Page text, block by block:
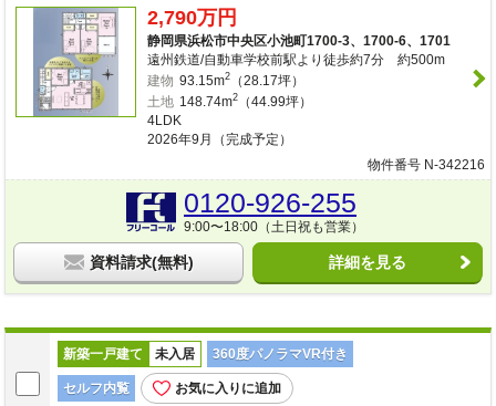
2,790万円
静岡県浜松市中央区小池町1700-3、1700-6、1701
遠州鉄道/自動車学校前駅より徒歩約7分 約500m
建物 93.15m2（28.17坪）
土地 148.74m2（44.99坪）
4LDK
2026年9月（完成予定）
物件番号 N-342216
0120-926-255
9:00〜18:00（土日祝も営業）
資料請求(無料) 詳細を見る
新築一戸建て 未入居 360度パノラマVR付き
セルフ内覧 お気に入りに追加